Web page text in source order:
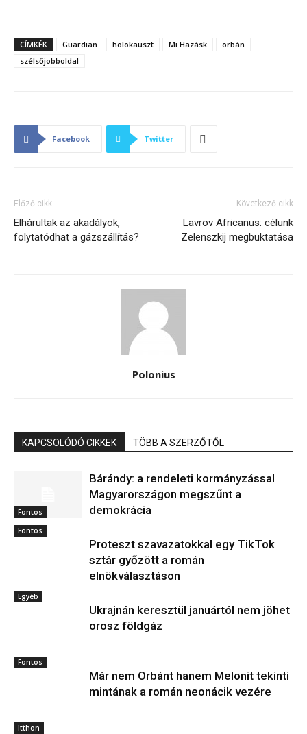
CÍMKÉK Guardian holokauszt Mi Hazásk
orbán
szélsőjobboldal
Facebook Twitter
Előző cikk
Elhárultak az akadályok,
folytatódhat a gázszállítás?
Következő cikk
Lavrov Africanus: célunk
Zelenszkij megbuktatása
Polonius
KAPCSOLÓDÓ CIKKEK TÖBB A SZERZŐTŐL
Fontos
Bárándy: a rendeleti kormányzással
Magyarországon megszűnt a
demokrácia
Fontos
Proteszt szavazatokkal egy TikTok
sztár győzött a román
elnökválasztáson
Egyéb
Ukrajnán keresztül januártól nem jöhet
orosz földgáz
Fontos
Már nem Orbánt hanem Melonit tekinti
mintának a román neonácik vezére
Itthon